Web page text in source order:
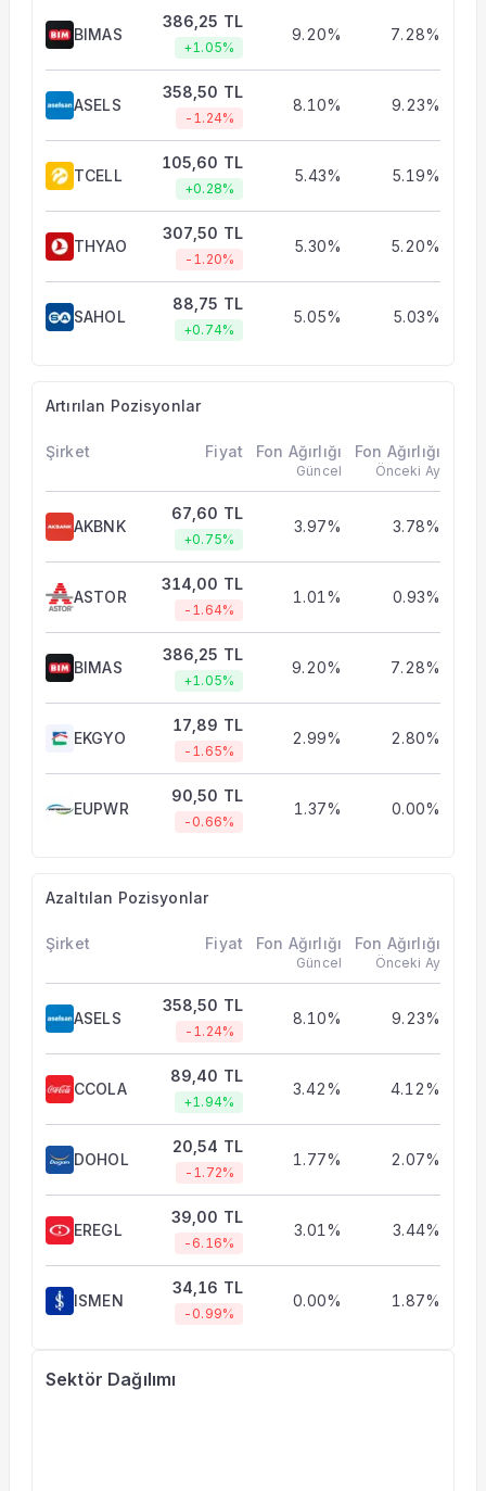
BIMAS
386,25 TL
+1.05%
9.20% 7.28%
ASELS
358,50 TL
-1.24%
8.10% 9.23%
TCELL
105,60 TL
+0.28%
5.43% 5.19%
THYAO
307,50 TL
-1.20%
5.30% 5.20%
SAHOL
88,75 TL
+0.74%
5.05% 5.03%
Artırılan Pozisyonlar
Şirket Fiyat Fon Ağırlığı
Güncel
Fon Ağırlığı
Önceki Ay
AKBNK
67,60 TL
+0.75%
3.97% 3.78%
ASTOR
314,00 TL
-1.64%
1.01% 0.93%
BIMAS
386,25 TL
+1.05%
9.20% 7.28%
EKGYO
17,89 TL
-1.65%
2.99% 2.80%
EUPWR
90,50 TL
-0.66%
1.37% 0.00%
Azaltılan Pozisyonlar
Şirket Fiyat Fon Ağırlığı
Güncel
Fon Ağırlığı
Önceki Ay
ASELS
358,50 TL
-1.24%
8.10% 9.23%
CCOLA
89,40 TL
+1.94%
3.42% 4.12%
DOHOL
20,54 TL
-1.72%
1.77% 2.07%
EREGL
39,00 TL
-6.16%
3.01% 3.44%
ISMEN
34,16 TL
-0.99%
0.00% 1.87%
Sektör Dağılımı